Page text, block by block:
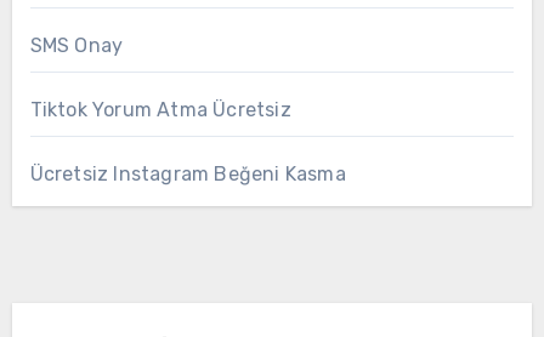
SMS Onay
Tiktok Yorum Atma Ücretsiz
Ücretsiz Instagram Beğeni Kasma